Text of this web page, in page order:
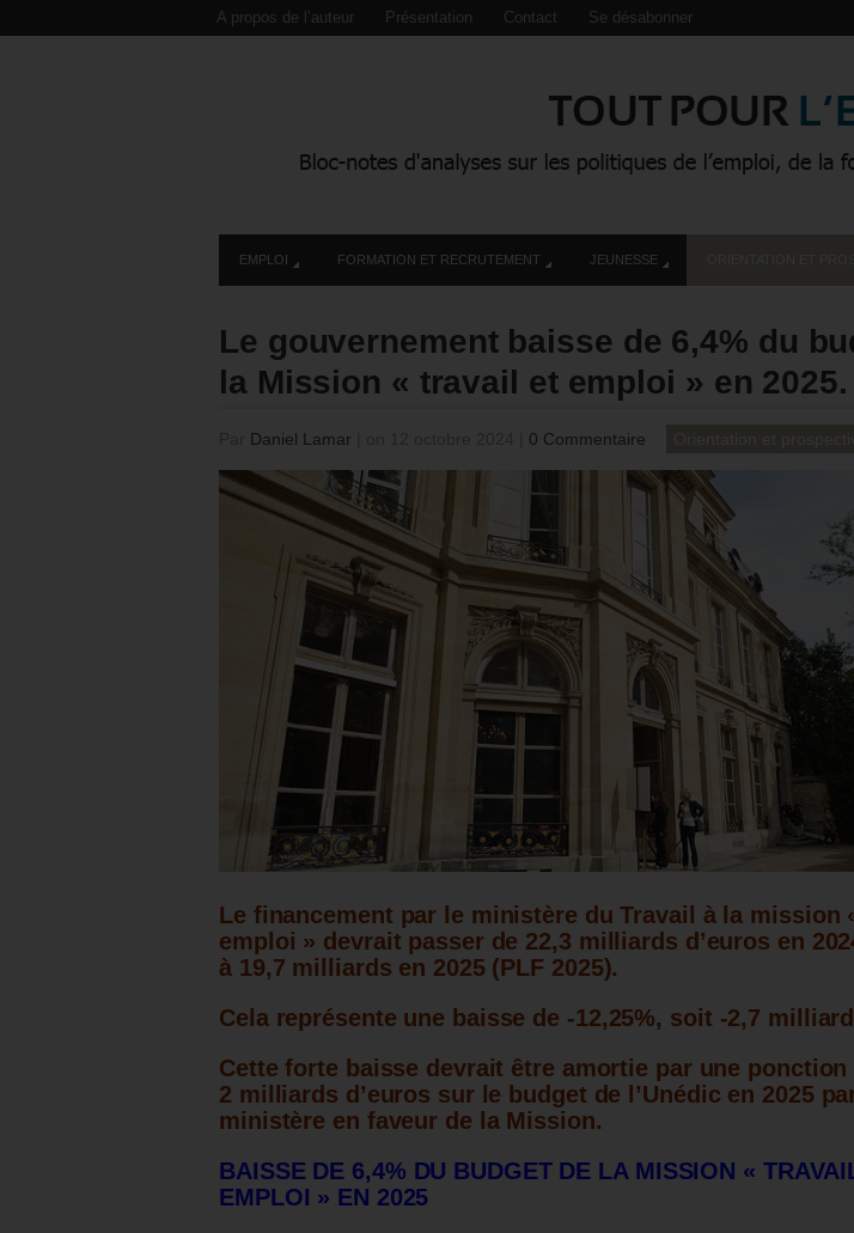
A propos de l’auteur Présentation Contact Se désabonner
EMPLOI FORMATION ET RECRUTEMENT JEUNESSE
Le gouvernement baisse de 6,4% du
la Mission « travail et emploi » en 2025.
Daniel Lamar 0 Commentaire
Le financement par le ministère du Travail à la mission
emploi » devrait passer de 22,3 milliards d’euros en
à 19,7 milliards en 2025 (PLF 2025).
Cela représente une baisse de -12,25%, soit -2,7
Cette forte baisse devrait être amortie par une ponction
2 milliards d’euros sur le budget de l’Unédic en 2025
ministère en faveur de la Mission.
BAISSE DE 6,4% DU BUDGET DE LA MISSION «
EMPLOI » EN 2025